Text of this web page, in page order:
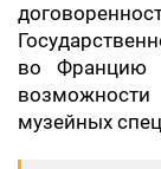
во Францию
возможности
музейных